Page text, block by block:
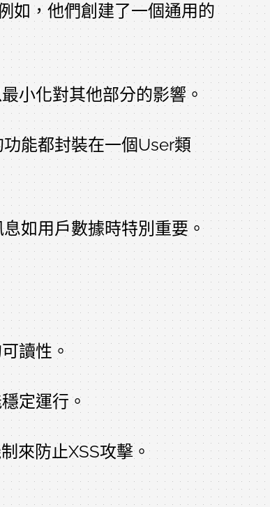
如，他們創建了一個通用的
小化對其他部分的影響。
能都封裝在一個User類
如用戶數據時特別重要。
讀性。
定運行。
來防止XSS攻擊。